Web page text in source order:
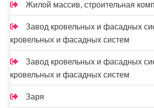
Жилой массив, строительная
Завод кровельных и фасадных
кровельных и фасадных систем
Завод кровельных и фасадных
кровельных и фасадных систем
Заря